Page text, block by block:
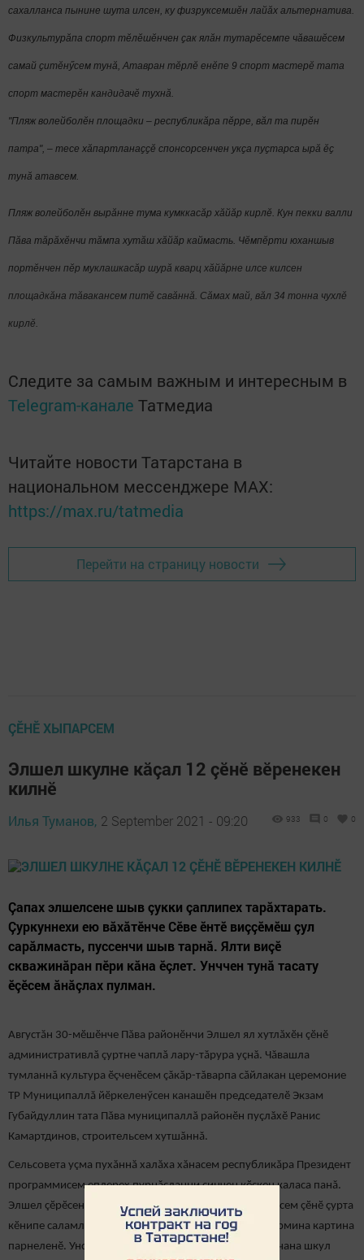
сахалланса пынине шута илсен, ку физруксемшӗн лайӑх альтернатива.
Физкультурӑпа спорт тӗлӗшӗнчен ҫак ялӑн тутарӗсемпе чӑвашӗсем
самай ҫитӗнӳсем тунӑ, Атавран тӗрлӗ енӗпе 9 спорт мастерӗ тата
спорт мастерӗн кандидачӗ тухнӑ.
"Пляж волейболӗн площадки – республикӑра пӗрре, вӑл та пирӗн
патра", – тесе хӑпартланаҫҫӗ спонсорсенчен укҫа пуҫтарса ырӑ ӗҫ
тунӑ атавсем.
Пляж волейболӗн вырăнне тума кумккасăр хăйăр кирлӗ. Кун пекки валли
Пăва тăрăхӗнчи тăмпа хутăш хăйăр каймасть. Чӗмпӗрти юханшыв
портӗнчен пӗр муклашкасăр шурă кварц хăйăрне илсе килсен
площадкăна тăвакансем питӗ савăннă. Сăмах май, вăл 34 тонна чухлӗ
кирлӗ.
Следите за самым важным и интересным в
Telegram-канале Татмедиа
Читайте новости Татарстана в
национальном мессенджере MАХ:
https://max.ru/tatmedia
Перейти на страницу новости
ÇӖНӖ ХЫПАРСЕМ
Элшел шкулне кăçал 12 çӗнӗ вӗренекен
килнӗ
Илья Туманов, 2 September 2021 - 09:20 933 0 0
Çапах элшелсене шыв çукки çаплипех тарăхтарать.
Çуркуннехи ею вăхăтӗнче Сӗве ӗнтӗ виççӗмӗш çул
сарăлмасть, пуссенчи шыв тарнă. Ялти виçӗ
скважинăран пӗри кăна ӗçлет. Унччен тунă тасату
ӗçӗсем ăнăçлах пулман.
Августăн 30-мӗшӗнче Пăва районӗнчи Элшел ял хутлăхӗн çӗнӗ
административлă çуртне чаплă лару-тăрура уçнă. Чăвашла
тумланнă культура ӗçченӗсем çăкăр-тăварпа сăйлакан церемоние
ТР Муниципаллă йӗркеленӳсен канашӗн председателӗ Экзам
Губайдуллин тата Пăва муниципаллă районӗн пуçлăхӗ Ранис
Камартдинов, строительсем хутшăннă.
Сельсовета уçма пухăннă халăха хăнасем республикăра Президент
программисем еплерех пурнăçланни çинчен кӗскен каласа панă.
Элшел çӗрӗсене сухалакан «Заря» агрофирма ертӳçисем çӗнӗ çурта
кӗнипе саламласа ял хутлăхӗн пуçлăхне Валерий Сюрмина картина
парнеленӗ. Унсăр пуçне пӗрремӗш класа каякан 12 ачана шкул